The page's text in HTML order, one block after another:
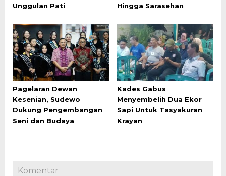
Unggulan Pati
Hingga Sarasehan
Pagelaran Dewan
Kesenian, Sudewo
Dukung Pengembangan
Seni dan Budaya
Kades Gabus
Menyembelih Dua Ekor
Sapi Untuk Tasyakuran
Krayan
Komentar